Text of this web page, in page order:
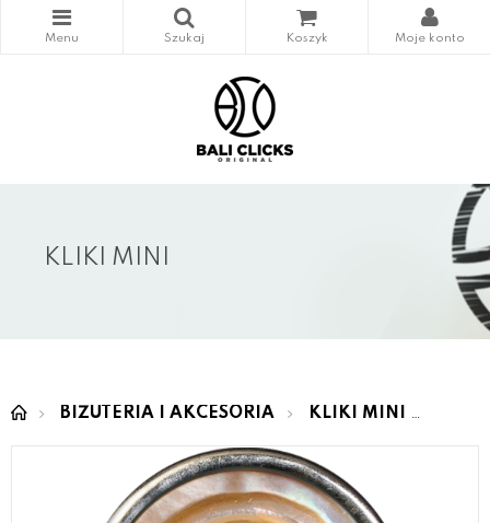
KLIKI MINI
BIŻUTERIA I AKCESORIA KLIKI MINI